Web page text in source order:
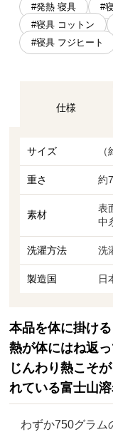
#発熱 寝具 #
#寝具 コットン
#寝具 フジヒート
仕様
サイズ
重さ 約
素材
表
中
洗濯方法 洗
製造国 日
本品を体に掛け
熱が体にはね返
じんわり熱こそが
れている富士山
わずか750グラム